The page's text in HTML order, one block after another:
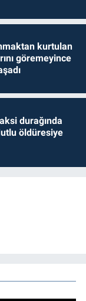
kurtulan
göremeyince
durağında
öldüresiye